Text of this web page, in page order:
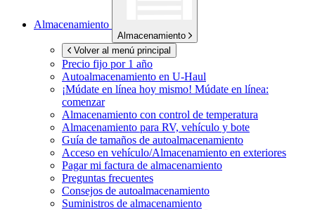
Almacenamiento
Almacenamiento
Volver al menú principal
Precio fijo por 1 año
Autoalmacenamiento en U-Haul
¡Múdate en línea hoy mismo! Múdate en línea:
comenzar
Almacenamiento con control de temperatura
Almacenamiento para RV, vehículo y bote
Guía de tamaños de autoalmacenamiento
Acceso en vehículo/Almacenamiento en exteriores
Pagar mi factura de almacenamiento
Preguntas frecuentes
Consejos de autoalmacenamiento
Suministros de almacenamiento